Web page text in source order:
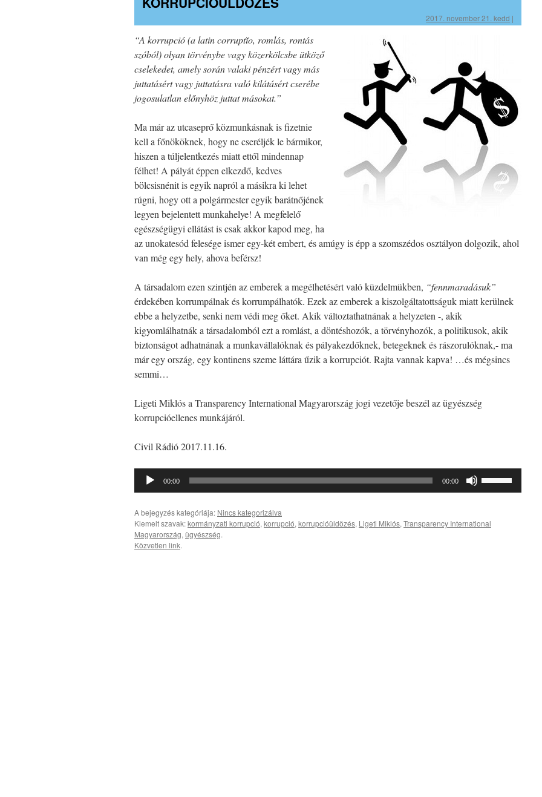
2017. november 21. kedd |
“A korrupció (a latin corruptĭo, romlás, rontás
szóból) olyan törvénybe vagy közerkölcsbe ütköző
cselekedet, amely során valaki pénzért vagy más
juttatásért vagy juttatásra való kilátásért cserébe
jogosulatlan előnyhöz juttat másokat.”
Ma már az utcaseprő közmunkásnak is fizetnie
kell a főnököknek, hogy ne cseréljék le bármikor,
hiszen a túljelentkezés miatt ettől mindennap
félhet! A pályát éppen elkezdő, kedves
bölcsisnénit is egyik napról a másikra ki lehet
rúgni, hogy ott a polgármester egyik barátnőjének
legyen bejelentett munkahelye! A megfelelő
egészségügyi ellátást is csak akkor kapod meg, ha
az unokatesód felesége ismer egy-két embert, és amúgy is épp a szomszédos osztályon dolgozik, ahol
van még egy hely, ahova beférsz!
A társadalom ezen szintjén az emberek a megélhetésért való küzdelmükben, “fennmaradásuk”
érdekében korrumpálnak és korrumpálhatók. Ezek az emberek a kiszolgáltatottságuk miatt kerülnek
ebbe a helyzetbe, senki nem védi meg őket. Akik változtathatnának a helyzeten -, akik
kigyomlálhatnák a társadalomból ezt a romlást, a döntéshozók, a törvényhozók, a politikusok, akik
biztonságot adhatnának a munkavállalóknak és pályakezdőknek, betegeknek és rászorulóknak,- ma
már egy ország, egy kontinens szeme láttára űzik a korrupciót. Rajta vannak kapva! …és mégsincs
semmi…
Ligeti Miklós a Transparency International Magyarország jogi vezetője beszél az ügyészség
korrupcióellenes munkájáról.
Civil Rádió 2017.11.16.
Audió
lejátszó
00:00 00:00
A bejegyzés kategóriája: Nincs kategorizálva
Kiemelt szavak:kormányzati korrupció, korrupció, korrupcióüldözés, Ligeti Miklós, Transparency International
Magyarország, ügyészség.
Közvetlen link.